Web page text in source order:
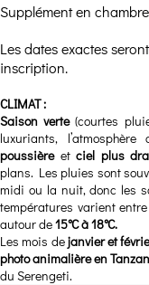
Supplément en
Les dates exactes
inscription.
CLIMAT :
Saison verte(courtes
luxuriants,
poussièreetciel plus
plans. Les pluies sont
midi ou la nuit, donc les
températures varient entre
autour de15°C à 18°C.
Les mois dejanvier et
photo animalière en
du Serengeti.